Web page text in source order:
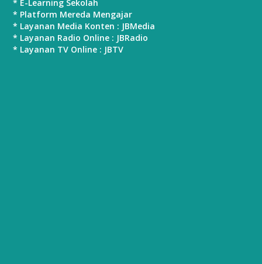
* E-Learning Sekolah
* Platform Mereda Mengajar
* Layanan Media Konten : JBMedia
* Layanan Radio Online : JBRadio
* Layanan TV Online : JBTV